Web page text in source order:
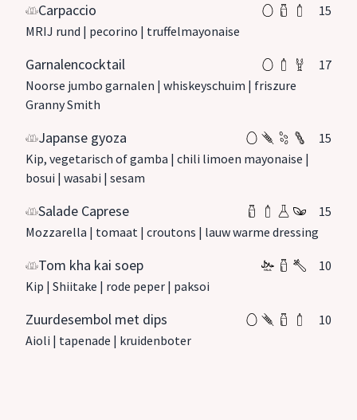
Carpaccio
15
MRIJ rund | pecorino | truffelmayonaise
Garnalencocktail
17
Noorse jumbo garnalen | whiskeyschuim | friszure
Granny Smith
Japanse gyoza
15
Kip, vegetarisch of gamba | chili limoen mayonaise |
bosui | wasabi | sesam
Salade Caprese
15
Mozzarella | tomaat | croutons | lauw warme dressing
Tom kha kai soep
10
Kip | Shiitake | rode peper | paksoi
Zuurdesembol met dips
10
Aioli | tapenade | kruidenboter